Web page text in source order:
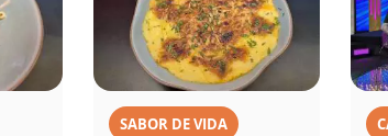
SABOR DE VIDA